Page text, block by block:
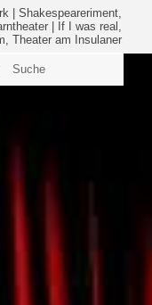
Shakespeareriment,
If I was real,
Theater am Insulaner
Suche